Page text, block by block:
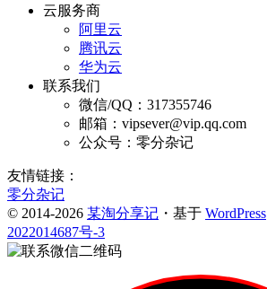
云服务商
阿里云
腾讯云
华为云
联系我们
微信/QQ：317355746
邮箱：vipsever@vip.qq.com
公众号：零分杂记
友情链接：
零分杂记
© 2014-2026 某淘分享记 ・基于 WordPress
2022014687号-3